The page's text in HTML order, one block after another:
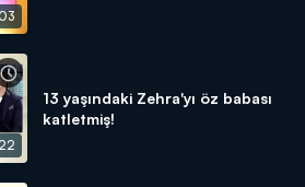
13 yaşındaki Zehra'yı öz babası
katletmiş!